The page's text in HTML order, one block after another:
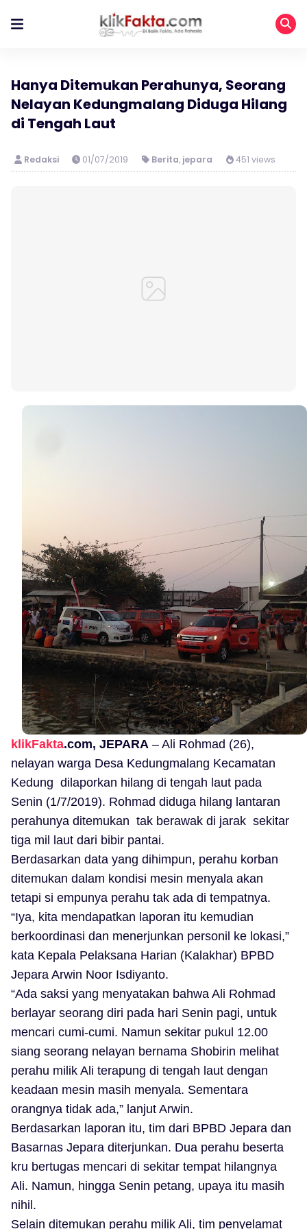
Hanya Ditemukan Perahunya, Seorang
Nelayan Kedungmalang Diduga Hilang
di Tengah Laut
Redaksi 01/07/2019 Berita, jepara 451 views
klikFakta.com, JEPARA – Ali Rohmad (26),
nelayan warga Desa Kedungmalang Kecamatan
Kedung dilaporkan hilang di tengah laut pada
Senin (1/7/2019). Rohmad diduga hilang lantaran
perahunya ditemukan tak berawak di jarak sekitar
tiga mil laut dari bibir pantai.
Berdasarkan data yang dihimpun, perahu korban
ditemukan dalam kondisi mesin menyala akan
tetapi si empunya perahu tak ada di tempatnya.
“Iya, kita mendapatkan laporan itu kemudian
berkoordinasi dan menerjunkan personil ke lokasi,”
kata Kepala Pelaksana Harian (Kalakhar) BPBD
Jepara Arwin Noor Isdiyanto.
“Ada saksi yang menyatakan bahwa Ali Rohmad
berlayar seorang diri pada hari Senin pagi, untuk
mencari cumi-cumi. Namun sekitar pukul 12.00
siang seorang nelayan bernama Shobirin melihat
perahu milik Ali terapung di tengah laut dengan
keadaan mesin masih menyala. Sementara
orangnya tidak ada,” lanjut Arwin.
Berdasarkan laporan itu, tim dari BPBD Jepara dan
Basarnas Jepara diterjunkan. Dua perahu beserta
kru bertugas mencari di sekitar tempat hilangnya
Ali. Namun, hingga Senin petang, upaya itu masih
nihil.
Selain ditemukan perahu milik Ali, tim penyelamat